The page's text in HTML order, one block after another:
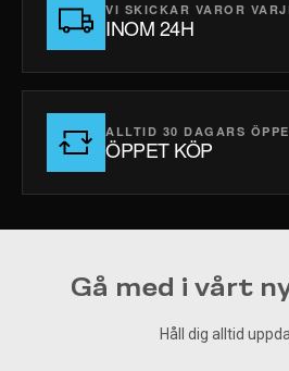
VI SKICKAR VAROR
INOM 24H
ALLTID 30 DAGARS
ÖPPET KÖP
Gå med i vårt
Håll dig alltid